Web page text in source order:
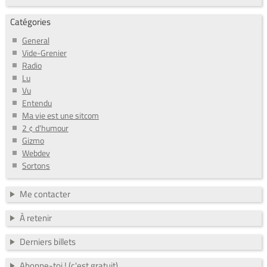
Catégories
General
Vide-Grenier
Radio
Lu
Vu
Entendu
Ma vie est une sitcom
2 ¢ d'humour
Gizmo
Webdev
Sortons
Me contacter
À retenir
Derniers billets